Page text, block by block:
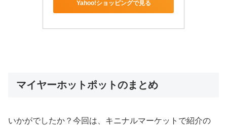
Yahoo!ショッピングで見る
マイヤーホットポットのまとめ
いかがでしたか？今回は、キニナルマーケットで紹介の